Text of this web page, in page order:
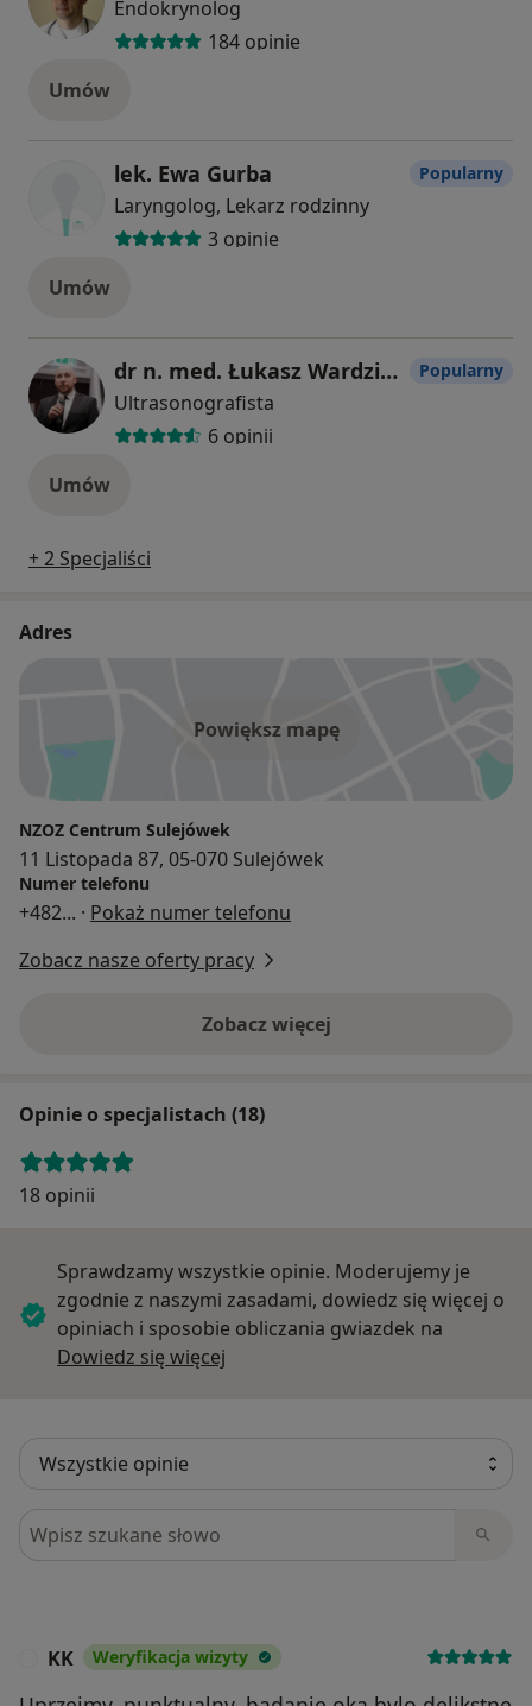
Endokrynolog
184 opinie
Umów
lek. Ewa Gurba
Laryngolog, Lekarz rodzinny
3 opinie
Popularny
Umów
dr n. med. Łukasz Wardziak
Ultrasonografista
6 opinii
Popularny
Umów
+ 2 Specjaliści
Adres
Powiększ mapę
NZOZ Centrum Sulejówek
11 Listopada 87, 05-070 Sulejówek
Numer telefonu
+482... · Pokaż numer telefonu
Zobacz nasze oferty pracy
Zobacz więcej
Opinie o specjalistach (18)
18 opinii
Sprawdzamy wszystkie opinie. Moderujemy je
zgodnie z naszymi zasadami, dowiedz się więcej o
opiniach i sposobie obliczania gwiazdek na
Dowiedz się więcej
Szukaj w opiniach
KK Weryfikacja wizyty